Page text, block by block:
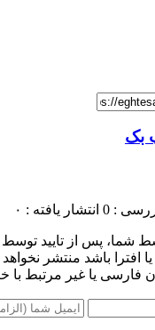
بک
: 0 انتشار یافته : ۰
شما، پس از تایید
افترا باشد منتشر
فارسی یا غیر مرتبط با